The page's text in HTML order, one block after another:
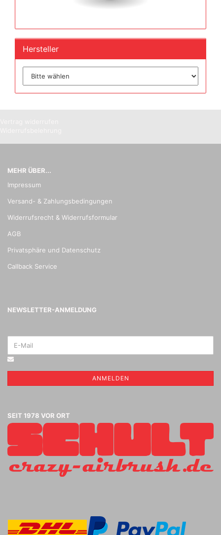
Hersteller
MEHR ÜBER...
Impressum
Versand- & Zahlungsbedingungen
Widerrufsrecht & Widerrufsformular
AGB
Privatsphäre und Datenschutz
Callback Service
NEWSLETTER-ANMELDUNG
ANMELDEN
SEIT 1978 VOR ORT